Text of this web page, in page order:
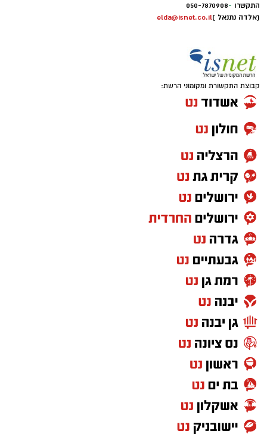
התקשרו -
050-7870908
(אלדה נתנאל )elda@isnet.co.il
קבוצת התקשורת ומקומוני הרשת: